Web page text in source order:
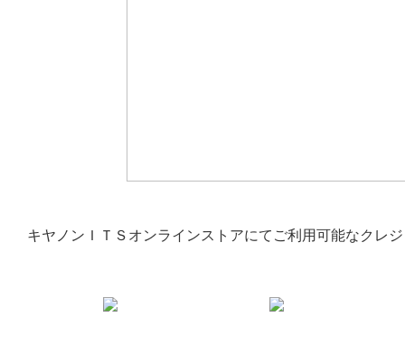
キヤノンＩＴＳオンラインストアにてご利用可能なクレ